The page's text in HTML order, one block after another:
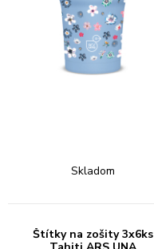
Skladom
Štítky na zošity 3x6ks